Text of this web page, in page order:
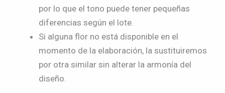
por lo que el tono puede tener pequeñas
diferencias según el lote.
Si alguna flor no está disponible en el
momento de la elaboración, la sustituiremos
por otra similar sin alterar la armonía del
diseño.